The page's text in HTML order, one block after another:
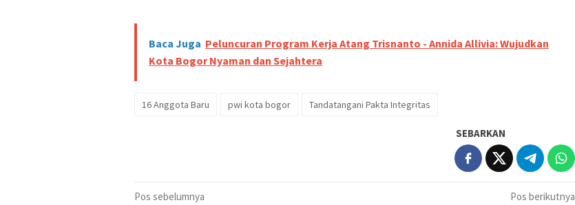
Baca Juga Peluncuran Program Kerja Atang Trisnanto - Annida Allivia: Wujudkan
Kota Bogor Nyaman dan Sejahtera
16 Anggota Baru pwi kota bogor Tandatangani Pakta Integritas
SEBARKAN
Navigasi
Pos sebelumnya
Pos berikutnya